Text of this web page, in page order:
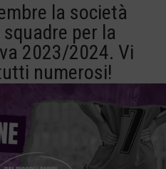
la società
per la
2023/2024. Vi
numerosi!